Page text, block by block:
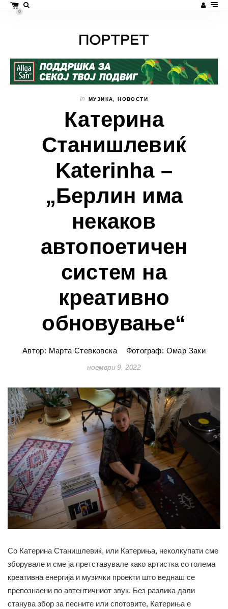
0
In МУЗИКА ,НОВОСТИ
Катерина
Станишлевиќ
Katerinha –
„Берлин има
некаков
автопоетичен
систем на
креативно
обновување“
Автор: Марта Стевковска Фотограф: Омар Заки
ноември 9, 2022
Со Катерина Станишлевиќ, или Катериња, неколкупати сме
зборувале и сме ја претставувале како артистка со голема
креативна енергија и музички проекти што веднаш се
препознаени по автентичниот звук. Без разлика дали
станува збор за песните или спотовите, Катериња е